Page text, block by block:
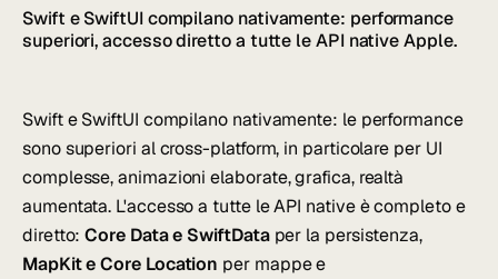
Swift e SwiftUI compilano nativamente: performance
superiori, accesso diretto a tutte le API native Apple.
Swift e SwiftUI compilano nativamente: le performance
sono superiori al cross-platform, in particolare per UI
complesse, animazioni elaborate, grafica, realtà
aumentata. L'accesso a tutte le API native è completo e
diretto:Core Data e SwiftDataper la persistenza,
MapKit e Core Location per mappe e